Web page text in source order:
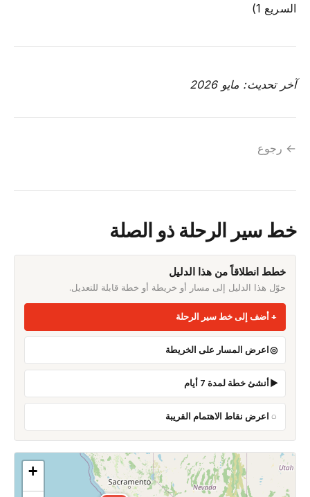
السريع 1)
آخر تحديث: مايو 2026
← رجوع
خط سير الرحلة ذو الصلة
خطط انطلاقاً من هذا الدليل
حوّل هذا الدليل إلى مسار أو خريطة أو خطة قابلة للتعديل.
أضف إلى خط سير الرحلة
اعرض المسار على الخريطة
أنشئ خطة لمدة 7 أيام
اعرض نقاط الاهتمام القريبة
+